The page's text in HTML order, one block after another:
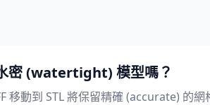
密 (watertight) 模型嗎？
移動到 STL 將保留精確 (accurate) 的